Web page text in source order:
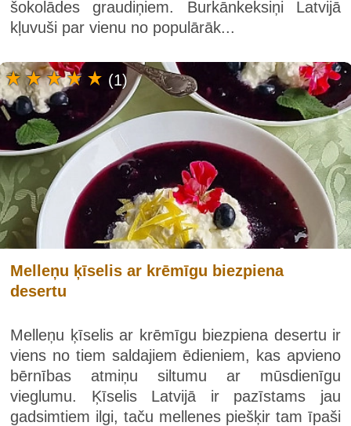
šokolādes graudiņiem. Burkānkeksiņi Latvijā
kļuvuši par vienu no populārāk...
Melleņu ķīselis ar krēmīgu biezpiena
desertu
Melleņu ķīselis ar krēmīgu biezpiena desertu ir
viens no tiem saldajiem ēdieniem, kas apvieno
bērnības atmiņu siltumu ar mūsdienīgu
vieglumu. Ķīselis Latvijā ir pazīstams jau
gadsimtiem ilgi, taču mellenes piešķir tam īpaši
(1)